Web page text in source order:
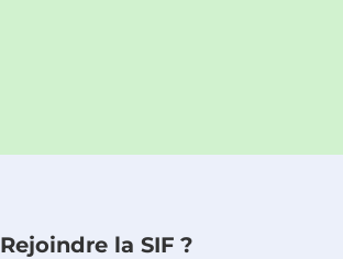
Rejoindre la SIF ?